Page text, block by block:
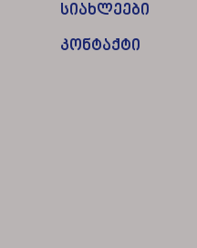
სიახლეები
კონტაქტი